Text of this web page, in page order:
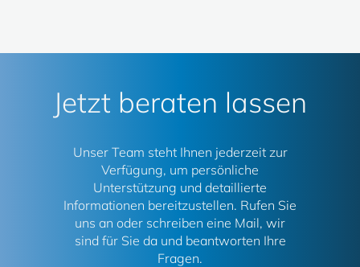
Jetzt beraten lassen
Unser Team steht Ihnen jederzeit zur
Verfügung, um persönliche
Unterstützung und detaillierte
Informationen bereitzustellen. Rufen Sie
uns an oder schreiben eine Mail, wir
sind für Sie da und beantworten Ihre
Fragen.